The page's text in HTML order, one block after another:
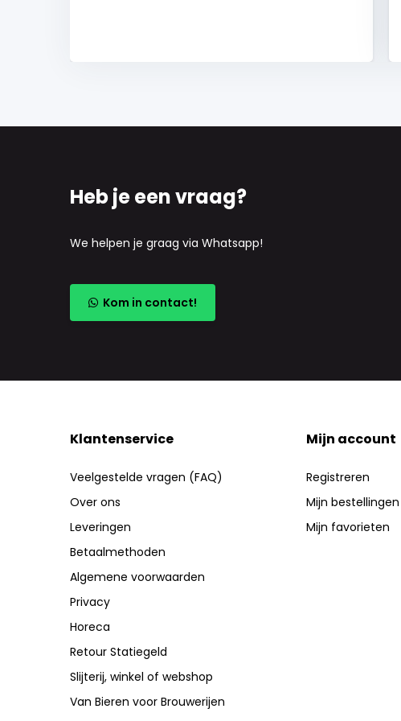
Heb je een vraag?
We helpen je graag via Whatsapp!
Kom in contact!
Klantenservice
Veelgestelde vragen (FAQ)
Over ons
Leveringen
Betaalmethoden
Algemene voorwaarden
Privacy
Horeca
Retour Statiegeld
Slijterij, winkel of webshop
Van Bieren voor Brouwerijen
Mijn account
Registreren
Mijn bestellingen
Mijn favorieten